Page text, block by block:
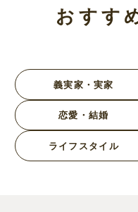
おすす
義実家・実家
恋愛・結婚
ライフスタイル